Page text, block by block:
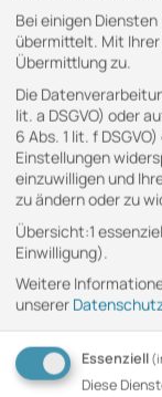
Gern stehen
Telefon
+49
tz-
Bei einigen
übermittelt. Mit
Übermittlung zu.
Die
lit. a DSGVO) oder
6 Abs. 1 lit. f
Einstellungen
einzuwilligen und
zu ändern oder zu
Übersicht:1
Einwilligung).
Weitere
unserer
Essenziell
Diese